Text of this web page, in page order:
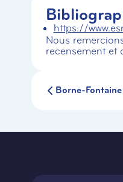
https://
Nous
recensement et
Borne-